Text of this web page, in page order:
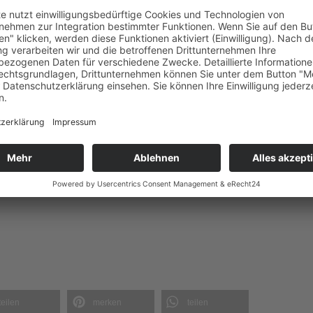
Im historischen Zentrum gibt es interessante
am Sonntag, 9. September, wird von der Unteren
Entwicklung des Abteibergs angeboten. Dabei
Baudenkmal, dem Münster St. Vitus und dem Museum
Münster als romanisch-gotisches Bauwerk von europäischem